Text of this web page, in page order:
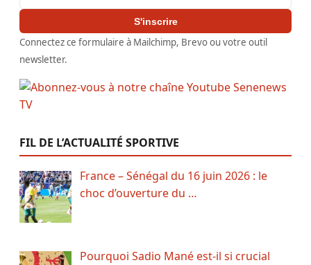
S'inscrire
Connectez ce formulaire à Mailchimp, Brevo ou votre outil
newsletter.
FIL DE L’ACTUALITÉ SPORTIVE
France – Sénégal du 16 juin 2026 : le
choc d’ouverture du …
Pourquoi Sadio Mané est-il si crucial